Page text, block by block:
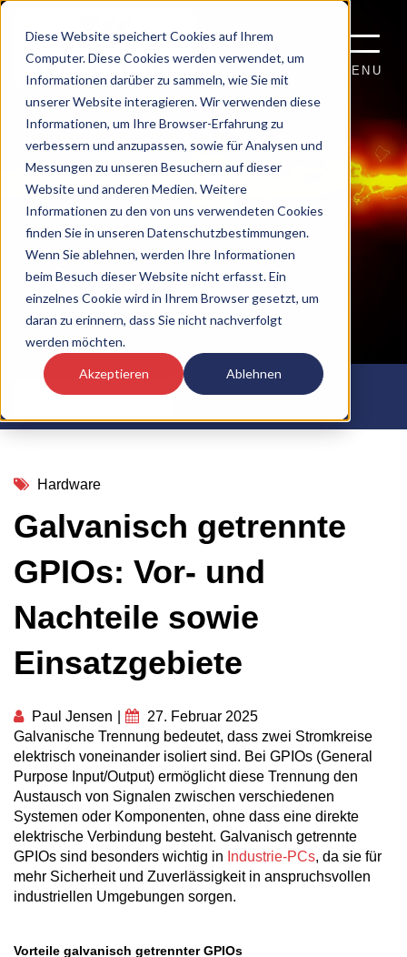
Diese Website speichert Cookies auf Ihrem
Computer. Diese Cookies werden verwendet, um
Informationen darüber zu sammeln, wie Sie mit
unserer Website interagieren. Wir verwenden diese
Informationen, um Ihre Browser-Erfahrung zu
verbessern und anzupassen, sowie für Analysen und
Messungen zu unseren Besuchern auf dieser
Website und anderen Medien. Weitere
Informationen zu den von uns verwendeten Cookies
finden Sie in unseren Datenschutzbestimmungen.
Wenn Sie ablehnen, werden Ihre Informationen
beim Besuch dieser Website nicht erfasst. Ein
einzelnes Cookie wird in Ihrem Browser gesetzt, um
daran zu erinnern, dass Sie nicht nachverfolgt
werden möchten.
Akzeptieren Ablehnen
MENU
Hardware
Galvanisch getrennte
GPIOs: Vor- und
Nachteile sowie
Einsatzgebiete
Paul Jensen
27. Februar 2025
Galvanische Trennung bedeutet, dass zwei Stromkreise
elektrisch voneinander isoliert sind. Bei GPIOs (General
Purpose Input/Output) ermöglicht diese Trennung den
Austausch von Signalen zwischen verschiedenen
Systemen oder Komponenten, ohne dass eine direkte
elektrische Verbindung besteht. Galvanisch getrennte
GPIOs sind besonders wichtig in Industrie-PCs, da sie für
mehr Sicherheit und Zuverlässigkeit in anspruchsvollen
industriellen Umgebungen sorgen.
Vorteile galvanisch getrennter GPIOs